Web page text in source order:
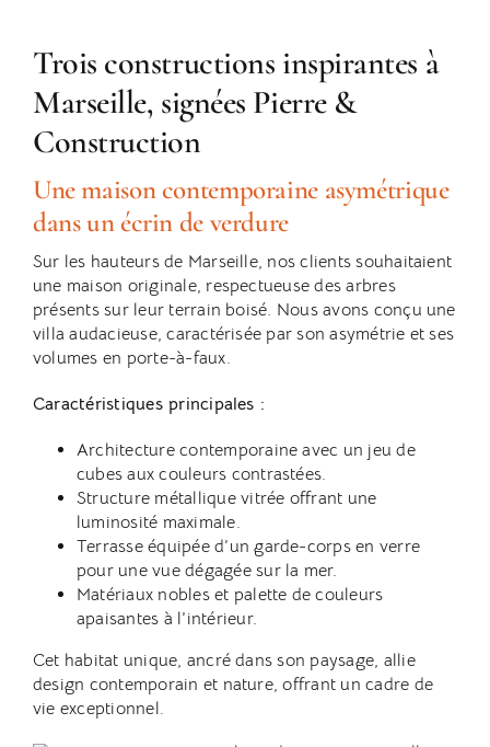
Trois constructions inspirantes à
Marseille, signées Pierre &
Construction
Une maison contemporaine asymétrique
dans un écrin de verdure
Sur les hauteurs de Marseille, nos clients souhaitaient
une maison originale, respectueuse des arbres
présents sur leur terrain boisé. Nous avons conçu une
villa audacieuse, caractérisée par son asymétrie et ses
volumes en porte-à-faux.
Caractéristiques principales :
Architecture contemporaine avec un jeu de
cubes aux couleurs contrastées.
Structure métallique vitrée offrant une
luminosité maximale.
Terrasse équipée d’un garde-corps en verre
pour une vue dégagée sur la mer.
Matériaux nobles et palette de couleurs
apaisantes à l’intérieur.
Cet habitat unique, ancré dans son paysage, allie
design contemporain et nature, offrant un cadre de
vie exceptionnel.